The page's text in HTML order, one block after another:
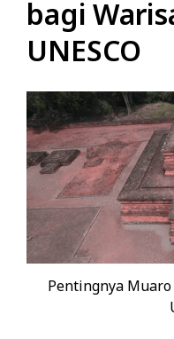
bagi
UNESCO
Pentingnya